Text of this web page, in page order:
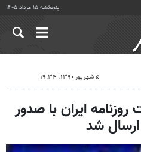
پنجشنبه ۱۵ مرداد ۱۴۰۵
۵ شهریور ۱۳۹۰، ۱۹:۳۴
ایران با صدور
شد